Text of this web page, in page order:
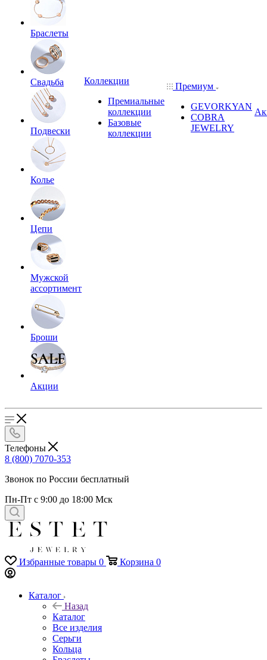
Браслеты
Свадьба
Подвески
Колье
Цепи
Мужской
ассортимент
Броши
Акции
Коллекции
Премиальные
коллекции
Базовые
коллекции
Премиум
GEVORKYAN
COBRA
JEWELRY
Телефоны
8 (800) 7070-353
Звонок по России бесплатный
Пн-Пт с 9:00 до 18:00 Мск
Избранные товары 0 Корзина 0
Каталог
Назад
Каталог
Все изделия
Серьги
Кольца